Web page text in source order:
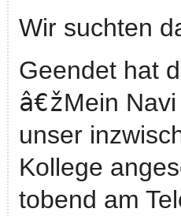
Wir suchten
Geendet hat
â€žMein
unser
Kollege
tobend am